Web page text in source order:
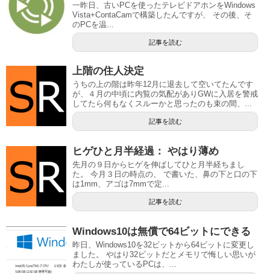
一昨日、古いPCを使ったテレビドアホンをWindows
Vista+ContaCamで構築したんですが、 その後、そ
のPCを温...
記事を読む
上階の住人決定
うちの上の階は昨年12月に退去して空いてたんです
が、４月の中頃に内覧の気配がありGWに入居を警戒
してたら何もなくスルーかと思ったのも束の間、...
記事を読む
ヒゲひと月半経過： やはり薄め
先月の９日からヒゲを伸ばしてひと月半経ちまし
た。 今月３日の時点の、 で書いた、鼻の下と口の下
は1mm、アゴは7mmで定...
記事を読む
Windows10は無償で64ビットにできる
昨日、Windows10を32ビットから64ビットに変更し
ました。 やはり32ビットだとメモリで悔しい思いが
わたしが使っているPCは、...